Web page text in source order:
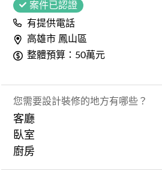
案件已認證
有提供電話
高雄市 鳳山區
整體預算：50萬元
您需要設計裝修的地方有哪些？
客廳
臥室
廚房